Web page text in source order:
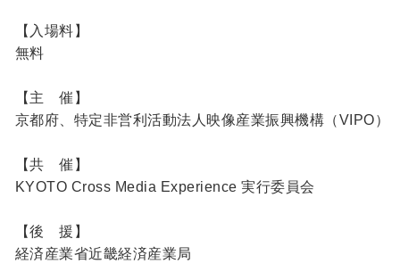
【入場料】
無料
【主 催】
京都府、特定非営利活動法人映像産業振興機構（VIPO）
【共 催】
KYOTO Cross Media Experience 実行委員会
【後 援】
経済産業省近畿経済産業局